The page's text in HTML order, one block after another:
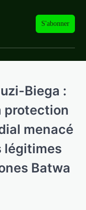
S'abonner
Biega :
protection
menacé
légitimes
Batwa